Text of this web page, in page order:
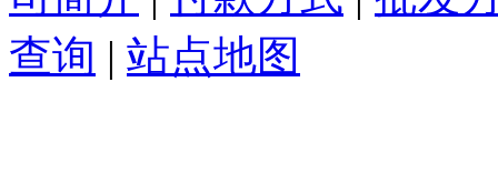
查询 | 站点地图